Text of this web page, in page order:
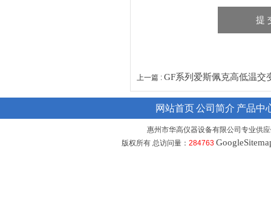
上一篇 : GF系列爱斯佩克高低温交
网站首页公司简介 产品中
惠州市华高仪器设备有限公司专业供
版权所有 总访问量： 284763